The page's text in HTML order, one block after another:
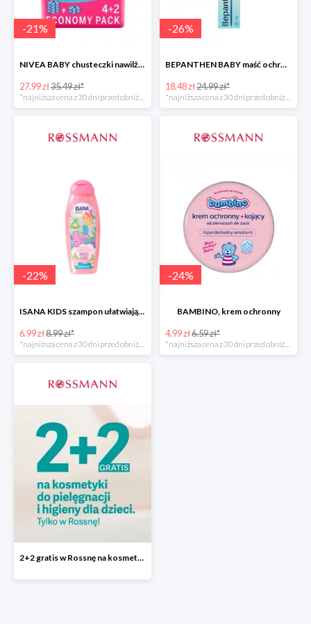
-21%
NIVEA BABY chusteczki nawilżane
27.99 zł35.49 zł*
*najniższa cena z 30 dni przed obniżką
-26%
BEPANTHEN BABY maść ochronna
18.48 zł24.99 zł*
*najniższa cena z 30 dni przed obniżką
-22%
ISANA KIDS szampon ułatwiający rozczesywanie 200 ml
6.99 zł8.99 zł*
-24%
BAMBINO, krem ochronny
4.99 zł6.59 zł*
2+2 gratis w Rossnę na kosmetyki do pielęgnacji i higieny dla dzieci